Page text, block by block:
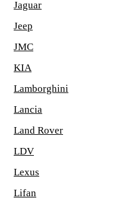
Jaguar
Jeep
JMC
KIA
Lamborghini
Lancia
Land Rover
LDV
Lexus
Lifan